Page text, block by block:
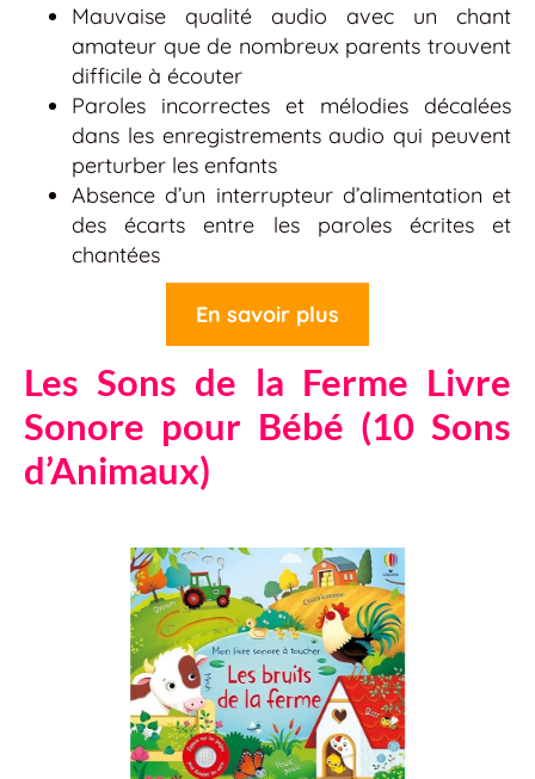
Mauvaise qualité audio avec un chant
amateur que de nombreux parents trouvent
difficile à écouter
Paroles incorrectes et mélodies décalées
dans les enregistrements audio qui peuvent
perturber les enfants
Absence d’un interrupteur d’alimentation et
des écarts entre les paroles écrites et
chantées
En savoir plus
Les Sons de la Ferme Livre
Sonore pour Bébé (10 Sons
d’Animaux)